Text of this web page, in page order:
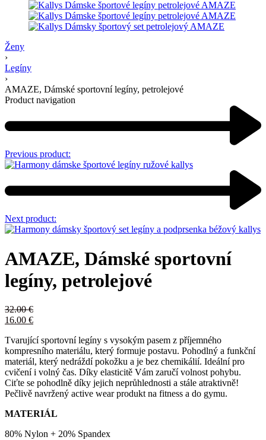
Ženy
›
Legíny
›
AMAZE, Dámské sportovní legíny, petrolejové
Product navigation
Previous product:
Next product:
AMAZE, Dámské sportovní
legíny, petrolejové
32.00€
16.00 €
Tvarující sportovní legíny s vysokým pasem z příjemného
kompresního materiálu, který formuje postavu. Pohodlný a funkční
materiál, který nedráždí pokožku a je bez chemikálií. Ideální pro
cvičení i volný čas. Díky elasticitě Vám zaručí volnost pohybu.
Ciťte se pohodlně díky jejich neprůhlednosti a stále atraktivně!
Pečlivě navržený active wear produkt na fitness a do gymu.
MATERIÁL
80% Nylon + 20% Spandex